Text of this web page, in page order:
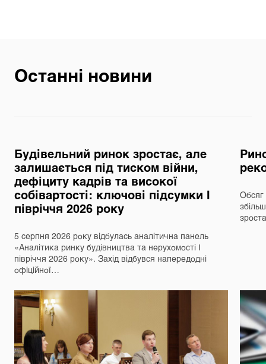
Останні новини
Будівельний ринок зростає, але
залишається під тиском війни,
дефіциту кадрів та високої
собівартості: ключові підсумки І
півріччя 2026 року
5 серпня 2026 року відбулась аналітична панель
«Аналітика ринку будівництва та нерухомості І
півріччя 2026 року». Захід відбувся напередодні
офіційної…
Обсяг